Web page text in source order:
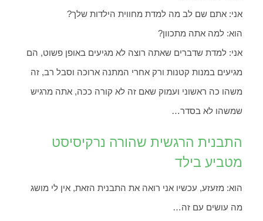
אני: אתם שם לב מה למדת מחווית הילדות שלך?
הוא: למה אתה מתכוון?
אני: למדת שדברים שאתה רוצה לא מגיעים באופן פשוט, הם
מגיעים במנות קטנות ורק אחרי המתנה ארוכה וסבל רב, זה
משהו כה ראשוני ועמוק שאם זה לא קורה ככה, אתה מרגיש
שמשהו לא בסדר…
התבנית הרגשית שהורה נרקיסיסט
מטביע בילד
הוא: מזעזע, עכשיו אני רואה את התבנית הזאת, אין לי מושג
מה עושים עם זה…